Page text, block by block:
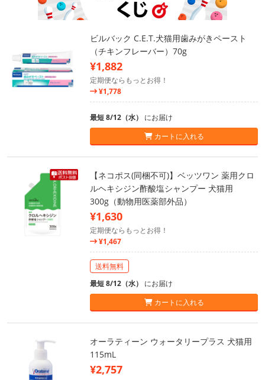
ビルバック C.E.T.犬猫用歯みがきペースト
（チキンフレーバー）70g
¥1,882
定期便ならもっとお得！
¥1,778
最短 8/12（水） にお届け
カートに入れる
【ネコポス(同梱不可)】ベッツワン 薬用クロ
ルヘキシジン酢酸塩シャンプー 犬猫用
300g（動物用医薬部外品）
¥1,630
定期便ならもっとお得！
¥1,467
送料無料
最短 8/12（水） にお届け
カートに入れる
オーラティーン ウォータリープラス 犬猫用
115mL
¥2,757